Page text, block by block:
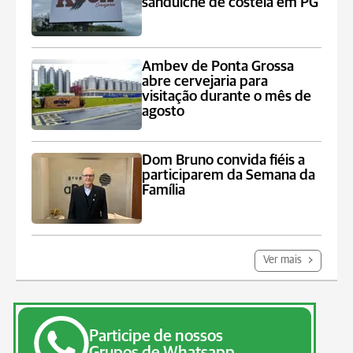
Ambev de Ponta Grossa
abre cervejaria para
visitação durante o mês de
agosto
Dom Bruno convida fiéis a
participarem da Semana da
Família
Ver mais
Participe de nossos